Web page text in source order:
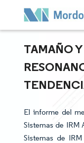
TAMAÑO
El informe del
Sistemas de IRM
Sistemas de